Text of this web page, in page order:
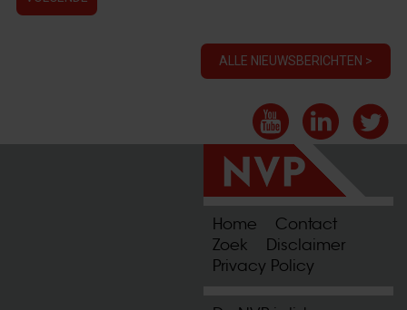
ALLE NIEUWSBERICHTEN >
Home
Contact
Zoek
Disclaimer
Privacy Policy